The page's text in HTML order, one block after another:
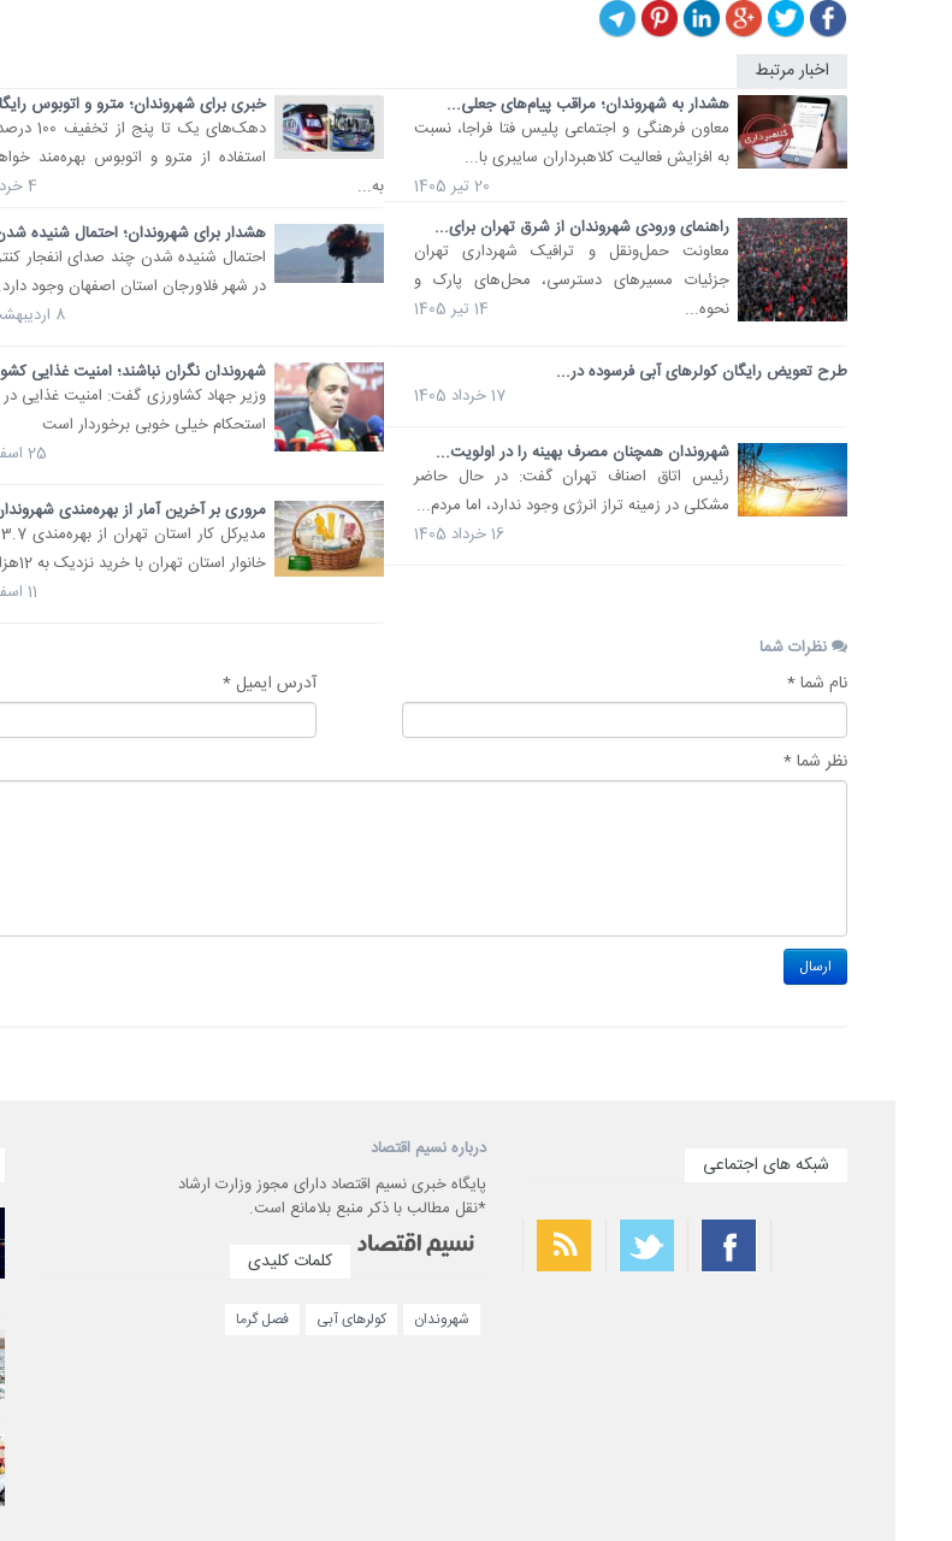
اخبار مرتبط
هشدار به شهروندان؛ مراقب پیام‌های جعلی...
معاون فرهنگی و اجتماعی پلیس فتا فراجا، نسبت
به افزایش فعالیت کلاهبرداران سایبری با...
20 تیر 1405
راهنمای ورودی شهروندان از شرق تهران برای...
معاونت حمل‌ونقل و ترافیک شهرداری تهران
جزئیات مسیرهای دسترسی، محل‌های پارک و
نحوه...
14 تیر 1405
طرح تعویض رایگان کولرهای آبی فرسوده در...
17 خرداد 1405
شهروندان همچنان مصرف بهینه را در اولویت...
رئیس اتاق اصناف تهران گفت: در حال حاضر
مشکلی در زمینه تراز انرژی وجود ندارد، اما مردم...
16 خرداد 1405
خبری برای شهروندان؛ مترو و اتوبوس
دهک‌های یک تا
استفاده از مترو و اتوبوس بهره‌مند
به...
4 خرداد 1405
هشدار برای شهروندان؛ احتمال شنیده
احتمال شنیده شدن چند صدای انفجار
در شهر فلاورجان استان اصفهان وجود دارد.
8 اردیبهشت 1405
شهروندان نگران نباشند؛ امنیت غذایی
وزیر جهاد کشاورزی گفت: امنیت غذایی
استحکام خیلی خوبی برخوردار است
25 اسفند 1404
مروری بر آخرین آمار از بهره‌مندی
خانوار استان تهران با خرید نزدیک به 12هزار...
11 اسفند 1404
نظرات شما
آدرس ایمیل * نام شما *
نظر شما *
درباره نسیم اقتصاد
پایگاه خبری نسیم اقتصاد دارای مجوز وزارت ارشاد
*نقل مطالب با ذکر منبع بلامانع است.
کلمات کلیدی
شهروندان کولرهای آبی فصل گرما
شبکه های اجتماعی